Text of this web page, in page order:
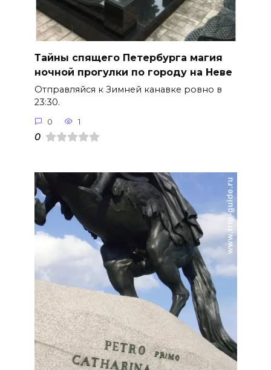
Тайны спящего Петербурга магия
ночной прогулки по городу на Неве
Отправляйся к Зимней канавке ровно в
23:30.
0 1
0